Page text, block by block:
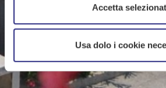
Accetta
Usa dolo i cookie